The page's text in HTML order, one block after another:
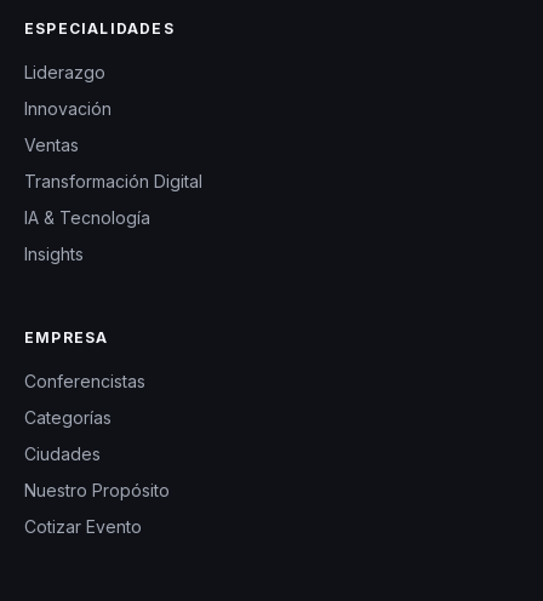
ESPECIALIDADES
Liderazgo
Innovación
Ventas
Transformación Digital
IA & Tecnología
Insights
EMPRESA
Conferencistas
Categorías
Ciudades
Nuestro Propósito
Cotizar Evento